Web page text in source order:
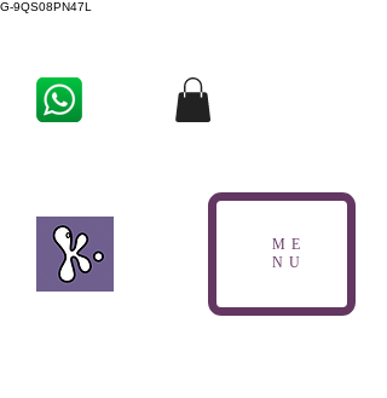
G-9QS08PN47L
ME
NU